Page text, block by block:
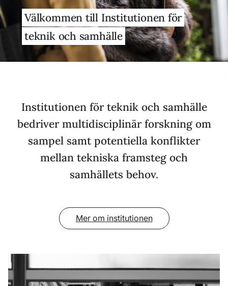
Välkommen till Institutionen för
teknik och samhälle
Institutionen för teknik och samhälle
bedriver multidisciplinär forskning om
sampel samt potentiella konflikter
mellan tekniska framsteg och
samhällets behov.
Mer om institutionen